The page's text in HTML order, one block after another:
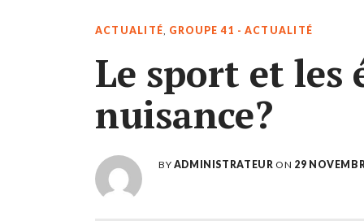
ACTUALITÉ, GROUPE 41 - ACTUALITÉ
Le sport et les
nuisance?
BY ADMINISTRATEUR ON 29